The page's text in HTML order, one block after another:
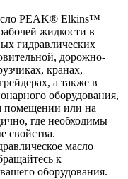
PEAK® Elkins™
жидкости в
гидравлических
дорожно-
кранах,
а также в
оборудования,
помещении или на
где необходимы
свойства.
масло
к
оборудования.